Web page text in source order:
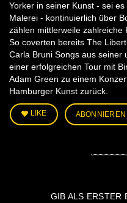
Yorker in seiner Kunst - sei
Malerei - kontinuierlich über
zählen mittlerweile zahlreiche
So coverten bereits The
Carla Bruni Songs aus seiner
einer erfolgreichen Tour mit
Adam Green zu einem
Hamburger Kunst zurück.
LIKE ABONNIEREN
GIB ALS ERSTER